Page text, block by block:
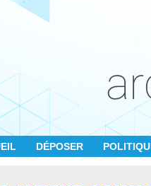
DÉPOSER